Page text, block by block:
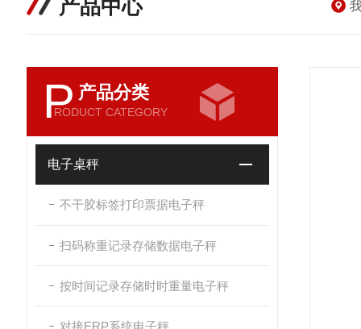
产品中心
P 产品分类
RODUCT CATEGORY
电子桌秤
不干胶标签打印票据电子秤
扫码称重记录存储数据电子秤
按时间记录存储时时重量电子秤
对接ERP系统电子秤